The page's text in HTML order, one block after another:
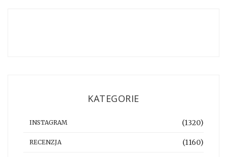
KATEGORIE
INSTAGRAM (1320)
RECENZJA (1160)